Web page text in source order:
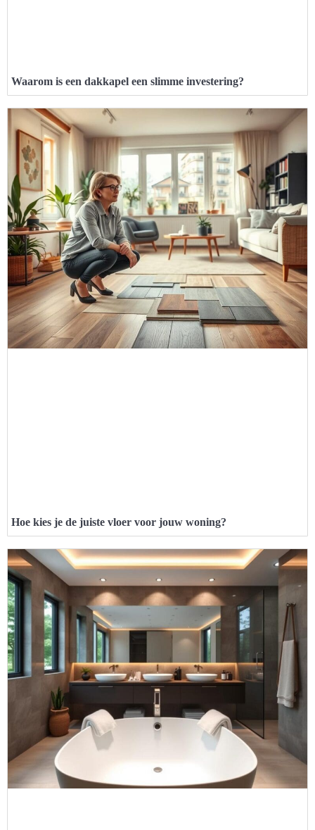
Waarom is een dakkapel een slimme investering?
Hoe kies je de juiste vloer voor jouw woning?